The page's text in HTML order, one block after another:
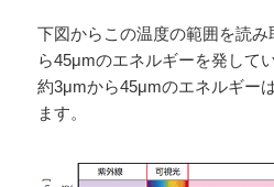
下図からこの温度の範囲を読
ら45μmのエネルギーを発して
約3μmから45μmのエネルギー
ます。